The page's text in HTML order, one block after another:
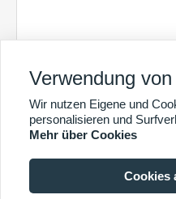
einreichen
MEHR
Verwendung
Wir nutzen Eigene und
personalisieren und
Mehr über Cookies
Cookies